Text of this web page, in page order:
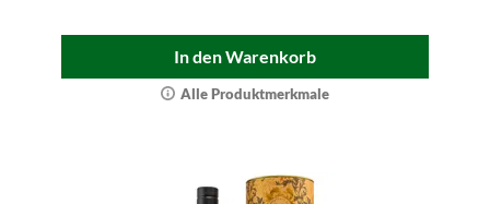
In den Warenkorb
Alle Produktmerkmale